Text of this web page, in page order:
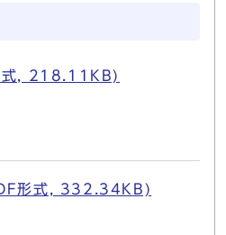
式, 218.11KB)
形式, 332.34KB)